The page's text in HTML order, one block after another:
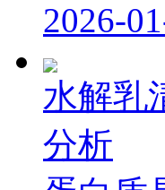
2026-
水解乳
分析